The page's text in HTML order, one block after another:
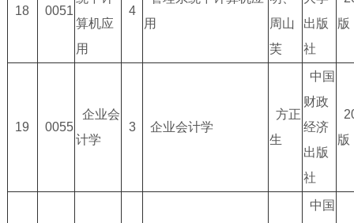
18 0051
算机应
用
4
用
周山
芙
出版
社
版
19 0055
企业会
计学
3 企业会计学
方正
生
中国
财政
经济
出版
社
版
中国